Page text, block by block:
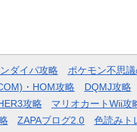
ダイパ攻略 ポケモン不思
・HOM攻略 DQMJ攻略
攻略 マリオカートWii攻
ZAPAブログ2.0 色読みト